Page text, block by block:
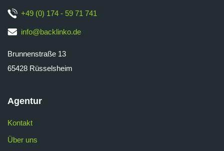
+49 (0) 174 - 59 71 741
info@backlinko.de
Brunnenstraße 13
65428 Rüsselsheim
Agentur
Kontakt
Über uns